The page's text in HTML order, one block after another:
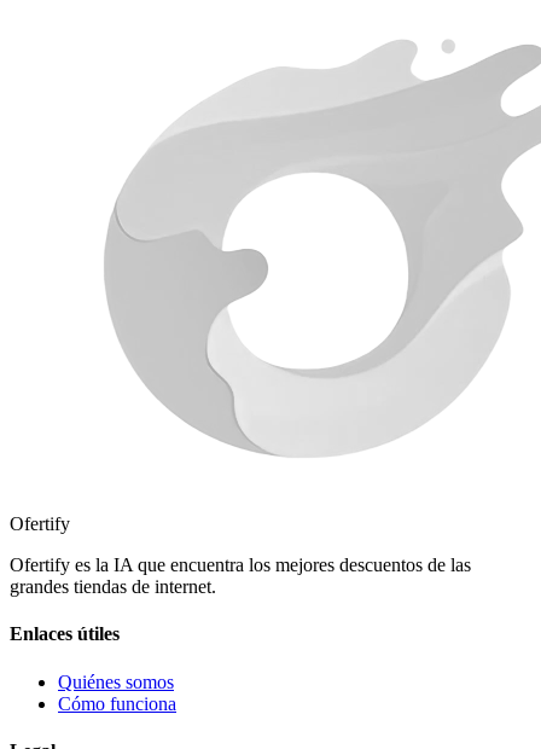
Ofertify
Ofertify es la IA que encuentra los mejores descuentos de las
grandes tiendas de internet.
Enlaces útiles
Quiénes somos
Cómo funciona